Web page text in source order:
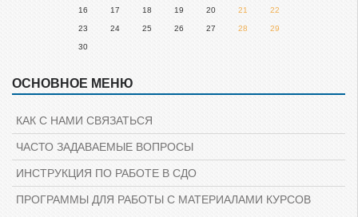
16 17 18 19 20 21 22
23 24 25 26 27 28 29
30
Пропустить
Основное
меню
ОСНОВНОЕ МЕНЮ
КАК С НАМИ СВЯЗАТЬСЯ
ЧАСТО ЗАДАВАЕМЫЕ ВОПРОСЫ
ИНСТРУКЦИЯ ПО РАБОТЕ В СДО
ПРОГРАММЫ ДЛЯ РАБОТЫ С МАТЕРИАЛАМИ КУРСОВ